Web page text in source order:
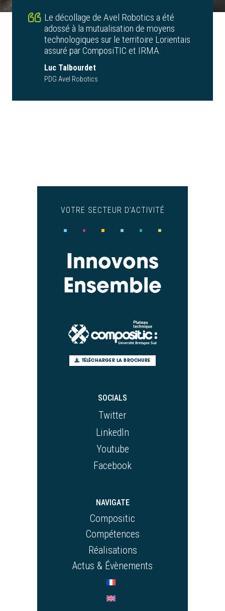
Le décollage de Avel Robotics a été
adossé à la mutualisation de moyens
technologiques sur le territoire Lorientais
assuré par ComposiTIC et IRMA.
Luc Talbourdet
PDG Avel Robotics
VOTRE SECTEUR D’ACTIVITÉ
Innovons
Ensemble
TÉLÉCHARGER LA BROCHURE
SOCIALS
Twitter
LinkedIn
Youtube
Facebook
NAVIGATE
Compositic
Compétences
Réalisations
Actus & Évènements